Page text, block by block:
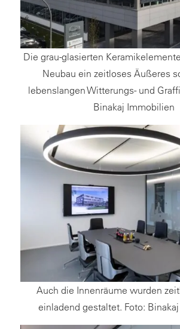
Die grau-glasierten
Neubau ein zeitloses Äußeres
lebenslangen Witterungs- und
Binakaj Immobilien
Auch die Innenräume wurden
einladend gestaltet. Foto: